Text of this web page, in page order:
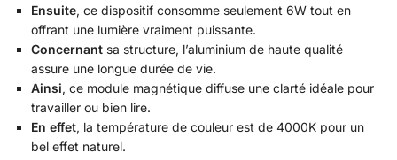
Ensuite, ce dispositif consomme seulement 6W tout en
offrant une lumière vraiment puissante.
Concernant sa structure, l’aluminium de haute qualité
assure une longue durée de vie.
Ainsi, ce module magnétique diffuse une clarté idéale pour
travailler ou bien lire.
En effet, la température de couleur est de 4000K pour un
bel effet naturel.